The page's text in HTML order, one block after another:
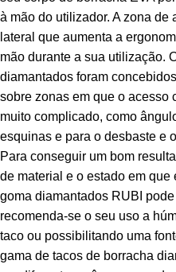
à mão do utilizador. A zona
lateral que aumenta a
mão durante a sua utilização.
diamantados foram
sobre zonas em que o acesso
muito complicado, como
esquinas e para o desbaste e
Para conseguir um bom
de material e o estado em que
goma diamantados RUBI
recomenda-se o seu uso a
taco ou possibilitando uma
gama de tacos de borracha